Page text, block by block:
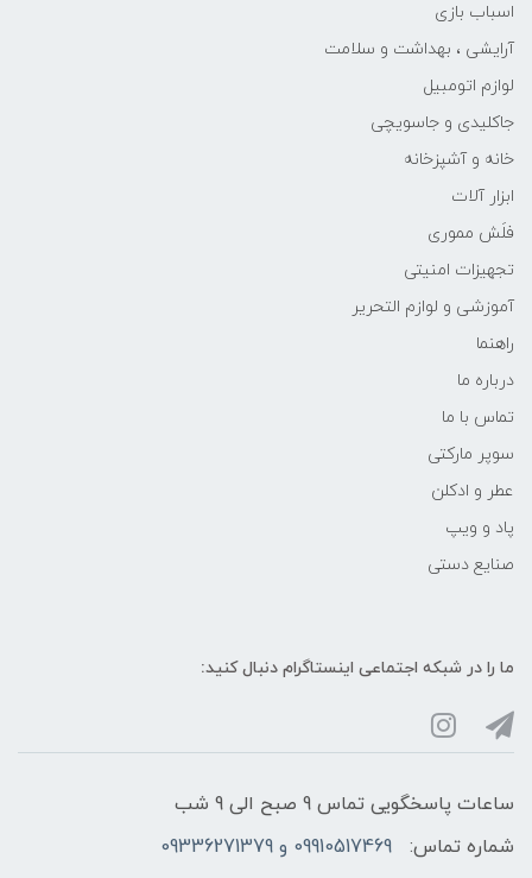
اسباب بازی
آرایشی ، بهداشت و سلامت
لوازم اتومبیل
جاکلیدی و جاسویچی
خانه و آشپزخانه
ابزار آلات
فلَش مموری
تجهیزات امنیتی
آموزشی و لوازم التحریر
راهنما
درباره ما
تماس با ما
سوپر مارکتی
عطر و ادکلن
پاد و ویپ
صنایع دستی
ما را در شبکه‌ اجتماعی اینستاگرام دنبال کنید:
ساعات پاسخگویی تماس 9 صبح الی 9 شب
شماره تماس:
09910517469 و 09336271379